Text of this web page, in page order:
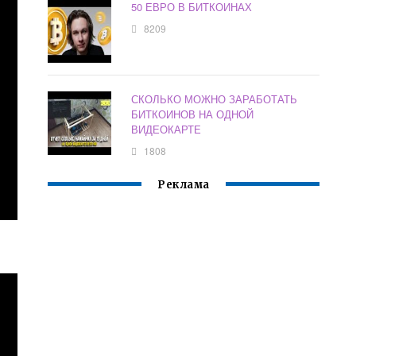
50 ЕВРО В БИТКОИНАХ
8209
СКОЛЬКО МОЖНО ЗАРАБОТАТЬ
БИТКОИНОВ НА ОДНОЙ
ВИДЕОКАРТЕ
1808
Реклама